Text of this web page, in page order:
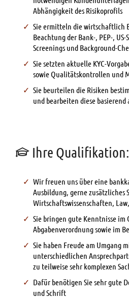
Abhängigkeit des Risikoprofils
Sie ermitteln die wirtschaftlich
Beachtung der Bank-, PEP-,
Screenings und Background-
Sie setzten aktuelle KYC-
sowie Qualitätskontrollen und
Sie beurteilen die Risiken
und bearbeiten diese
Ihre Qualifikation:
Wir freuen uns über eine
Ausbildung, gerne zusätzliches
Wirtschaftswissenschaften,
Sie bringen gute Kenntnisse im
Abgabenverordnung sowie im
Sie haben Freude am Umgang
unterschiedlichen
zu teilweise sehr komplexen
Dafür benötigen Sie sehr gute
und Schrift